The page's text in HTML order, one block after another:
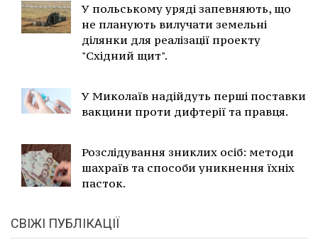
У польському уряді запевняють, що
не планують вилучати земельні
ділянки для реалізації проекту
"Східний щит".
У Миколаїв надійдуть перші поставки
вакцини проти дифтерії та правця.
Розслідування зниклих осіб: методи
шахраїв та способи уникнення їхніх
пасток.
СВІЖІ ПУБЛІКАЦІЇ